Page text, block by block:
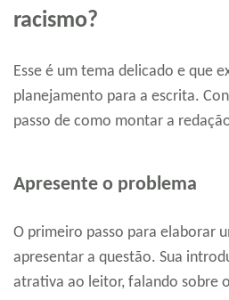
racismo?
Esse é um tema delicado e que
planejamento para a escrita.
passo de como montar a
Apresente o problema
O primeiro passo para elaborar
apresentar a questão. Sua
atrativa ao leitor, falando sobre